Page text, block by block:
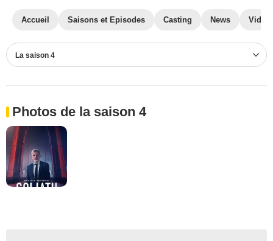
Accueil Saisons et Episodes Casting News
La saison 4
Photos de la saison 4